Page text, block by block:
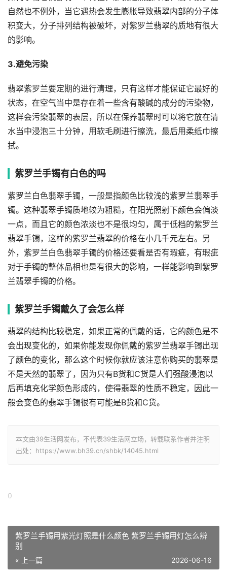
自然也不例外，当它遇热会发生膨胀导致翡翠内部的分子体
积变大，分子排列结构被破坏，对紫罗兰翡翠的质地有很大
的影响。
3.避免污染
翡翠紫罗兰要定期的进行清理，只有这样才能保证它最好的
状态，在空气当中是存在着一些含有酸碱的成分的污染物，
这样会污染翡翠的表层，所以在保养翡翠时可以将它放在清
水当中浸泡三十分钟，用软毛刷进行擦洗，最后用柔纸巾擦
拭。
紫罗兰手镯有白色的吗
紫罗兰白色翡翠手镯，一般是指颜色比较浅的紫罗兰翡翠手
镯。这种翡翠手镯质地较为粗糙，在阳光照射下颜色会偏淡
一点，而且它的颜色浓淡也不是很均匀，属于低档的紫罗兰
翡翠手镯，这样的紫罗兰翡翠的价格在小几千元左右。另
外，紫罗兰白色翡翠手镯的价格还要看是否有瑕疵，有瑕疵
对于手镯的整体品相也是有很大的影响，一样能影响到紫罗
兰翡翠手镯的价格。
紫罗兰手镯戴久了会怎么样
翡翠的结构比较稳定，如果正常的佩戴的话，它的颜色是不
会出现变化的，如果你能发现你佩戴的紫罗兰翡翠手镯出现
了颜色的变化，那么这个时候你就应该注意你购买的翡翠是
不是天然的翡翠了，因为只有B货和C货是人们强酸浸泡以
后再填充化学颜色形成的，使得翡翠的性质不稳定，因此一
般会变色的翡翠手镯很有可能是B货和C货。
本文由39生活网发布，不代表39生活网立场，转载联系作者并注明
出处：https://www.bh39.cn/shbk/14045.html
0
紫罗兰手镯用紫光灯照是什么颜色 紫罗兰手镯用灯怎么辨
别
« 上一篇 2026-06-16